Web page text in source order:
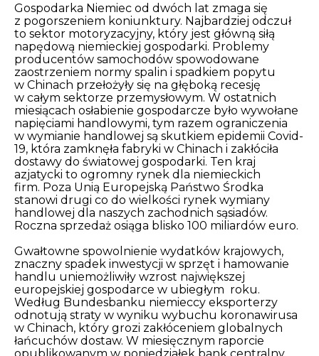
Gospodarka Niemiec od dwóch lat zmaga się
z pogorszeniem koniunktury. Najbardziej odczuł
to sektor motoryzacyjny, który jest główną siłą
napędową niemieckiej gospodarki. Problemy
producentów samochodów spowodowane
zaostrzeniem normy spalin i spadkiem popytu
w Chinach przełożyły się na głęboką recesję
w całym sektorze przemysłowym. W ostatnich
miesiącach osłabienie gospodarcze było wywołane
napięciami handlowymi, tym razem ograniczenia
w wymianie handlowej są skutkiem epidemii Covid-
19, która zamknęła fabryki w Chinach i zakłóciła
dostawy do światowej gospodarki. Ten kraj
azjatycki to ogromny rynek dla niemieckich
firm. Poza Unią Europejską Państwo Środka
stanowi drugi co do wielkości rynek wymiany
handlowej dla naszych zachodnich sąsiadów.
Roczna sprzedaż osiąga blisko 100 miliardów euro.
Gwałtowne spowolnienie wydatków krajowych,
znaczny spadek inwestycji w sprzęt i hamowanie
handlu uniemożliwiły wzrost największej
europejskiej gospodarce w ubiegłym roku.
Według Bundesbanku niemieccy eksporterzy
odnotują straty w wyniku wybuchu koronawirusa
w Chinach, który grozi zakłóceniem globalnych
łańcuchów dostaw. W miesięcznym raporcie
opublikowanym w poniedziałek bank centralny